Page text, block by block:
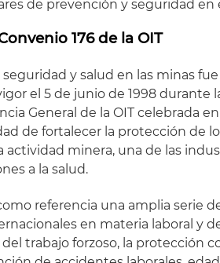
de prevención y seguridad en
176 de la OIT
seguridad y salud en las minas
el 5 de junio de 1998 durante
General de la OIT celebrada
de fortalecer la protección de
actividad minera, una de las
a la salud.
referencia una amplia serie
en materia laboral y
trabajo forzoso, la protección